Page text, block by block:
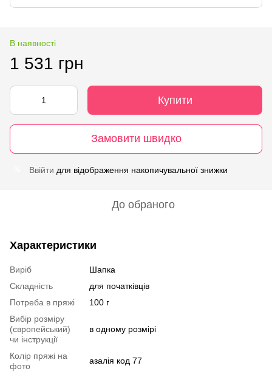
В наявності
1 531 грн
Купити
Замовити швидко
Ввійти для відображення накопичувальної знижки
До обраного
Характеристики
Виріб
Шапка
Складність
для початківців
Потреба в пряжі
100 г
Вибір розміру
(європейський)
чи інструкції
в одному розмірі
Колір пряжі на
фото
азалія код 77